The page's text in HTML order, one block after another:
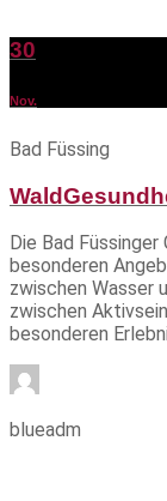
30
Nov.
Bad Füssing
Die Bad
besonderen
zwischen Wasser
zwischen
besonderen
blueadm